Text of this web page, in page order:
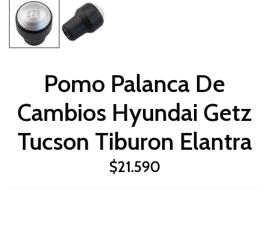
Pomo Palanca De
Cambios Hyundai Getz
Tucson Tiburon Elantra
$21.590